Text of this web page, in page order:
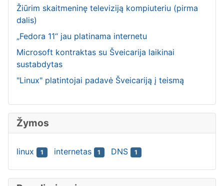
Žiūrim skaitmeninę televiziją kompiuteriu (pirma
dalis)
„Fedora 11“ jau platinama internetu
Microsoft kontraktas su Šveicarija laikinai
sustabdytas
"Linux" platintojai padavė Šveicariją į teismą
Žymos
linux 1 internetas 1 DNS 1